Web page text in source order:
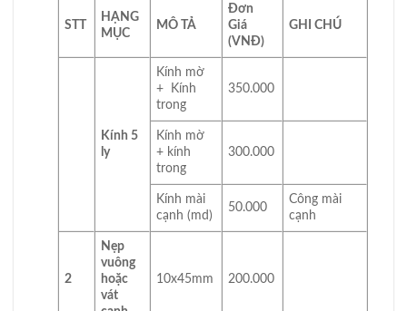
STT
HẠNG
MỤC
MÔ TẢ
Đơn
Giá
(VNĐ)
GHI CHÚ
Kính 5
ly
Kính mờ
+ Kính
trong
350.000
Kính mờ
+ kính
trong
300.000
Kính mài
cạnh (md)
50.000
Công mài
cạnh
2
Nẹp
vuông
hoặc
vát
10x45mm 200.000